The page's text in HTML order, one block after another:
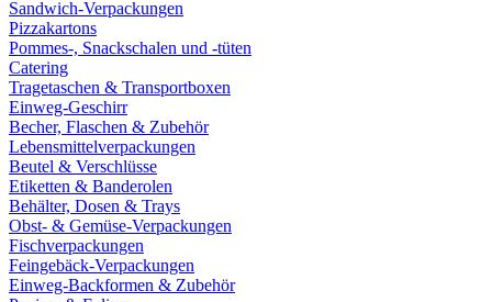
Sandwich-Verpackungen
Pizzakartons
Pommes-, Snackschalen und -tüten
Catering
Tragetaschen & Transportboxen
Einweg-Geschirr
Becher, Flaschen & Zubehör
Lebensmittelverpackungen
Beutel & Verschlüsse
Etiketten & Banderolen
Behälter, Dosen & Trays
Obst- & Gemüse-Verpackungen
Fischverpackungen
Feingebäck-Verpackungen
Einweg-Backformen & Zubehör